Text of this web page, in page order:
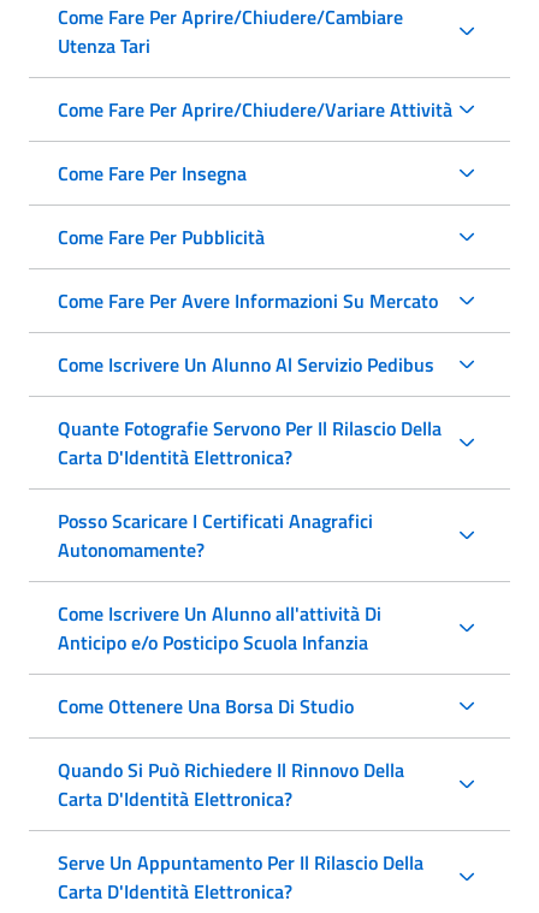
Come Fare Per Aprire/Chiudere/Cambiare
Utenza Tari
Come Fare Per Aprire/Chiudere/Variare Attività
Come Fare Per Insegna
Come Fare Per Pubblicità
Come Fare Per Avere Informazioni Su Mercato
Come Iscrivere Un Alunno Al Servizio Pedibus
Quante Fotografie Servono Per Il Rilascio Della
Carta D'Identità Elettronica?
Posso Scaricare I Certificati Anagrafici
Autonomamente?
Come Iscrivere Un Alunno all'attività Di
Anticipo e/o Posticipo Scuola Infanzia
Come Ottenere Una Borsa Di Studio
Quando Si Può Richiedere Il Rinnovo Della
Carta D'Identità Elettronica?
Serve Un Appuntamento Per Il Rilascio Della
Carta D'Identità Elettronica?